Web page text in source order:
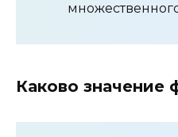
Каково значение